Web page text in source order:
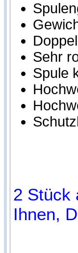
Sehr
Spule
2 Stück
Ihnen,